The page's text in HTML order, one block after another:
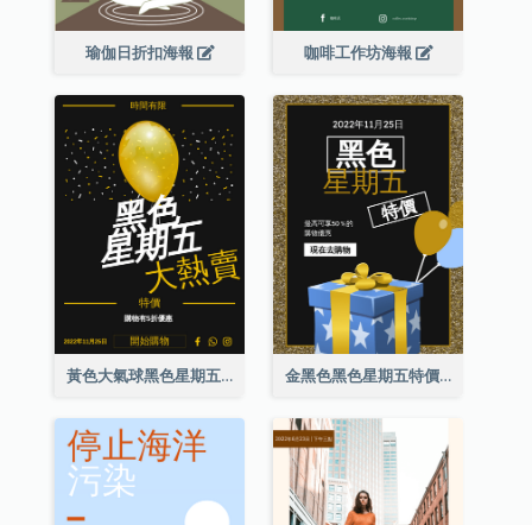
瑜伽日折扣海報 咖啡工作坊海報
黃色大氣球黑色星期五特價海報 金黑色黑色星期五特價海報